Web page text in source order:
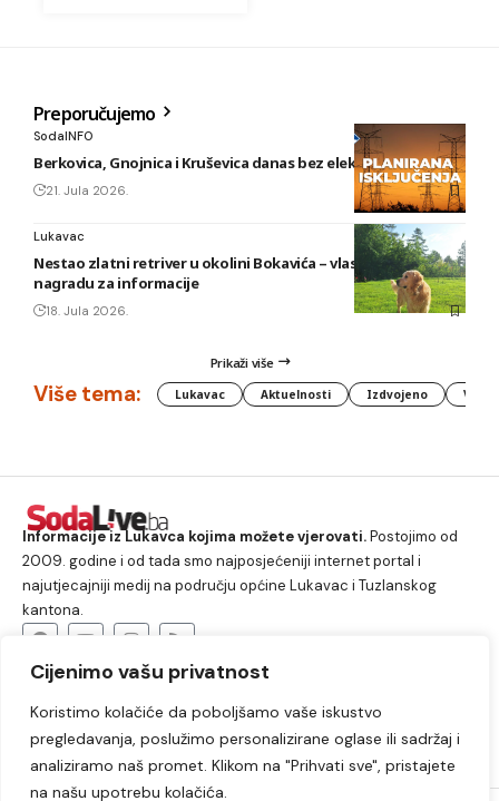
Cijenimo vašu privatnost
Koristimo kolačiće da poboljšamo vaše iskustvo
pregledavanja, poslužimo personalizirane oglase ili sadržaj i
analiziramo naš promet. Klikom na "Prihvati sve", pristajete
na našu upotrebu kolačića.
Preporučujemo
SodaINFO
Berkovica, Gnojnica i Kruševica danas bez električne energije
21. Jula 2026.
Lukavac
Nestao zlatni retriver u okolini Bokavića – vlasnik nudi
nagradu za informacije
18. Jula 2026.
Prikaži više
Više tema: Lukavac Aktuelnosti Izdvojeno
Informacije iz Lukavca kojima možete vjerovati.Postojimo od
2009. godine i od tada smo najposjećeniji internet portal i
najutjecajniji medij na području općine Lukavac i Tuzlanskog
kantona.
Lukavac Društvo Crna hronika
Sport
Kultura
Kolumne Slobodno vrijeme